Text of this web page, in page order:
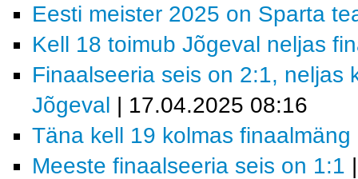
Eesti meister 2025 on Sparta
Kell 18 toimub Jõgeval neljas
Finaalseeria seis on 2:1, neljas
Jõgeval | 17.04.2025 08:16
Täna kell 19 kolmas finaalmäng
Meeste finaalseeria seis on 1:1